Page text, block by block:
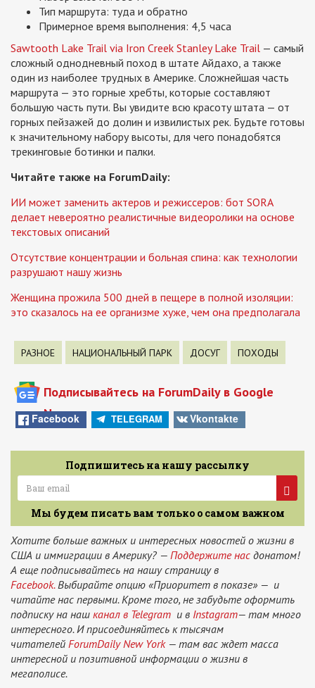
Тип маршрута: туда и обратно
Примерное время выполнения: 4,5 часа
Sawtooth Lake Trail via Iron Creek Stanley Lake Trail — самый
сложный однодневный поход в штате Айдахо, а также
один из наиболее трудных в Америке. Сложнейшая часть
маршрута — это горные хребты, которые составляют
большую часть пути. Вы увидите всю красоту штата — от
горных пейзажей до долин и извилистых рек. Будьте готовы
к значительному набору высоты, для чего понадобятся
трекинговые ботинки и палки.
Читайте также на ForumDaily:
ИИ может заменить актеров и режиссеров: бот SORA
делает невероятно реалистичные видеоролики на основе
текстовых описаний
Отсутствие концентрации и больная спина: как технологии
разрушают нашу жизнь
Женщина прожила 500 дней в пещере в полной изоляции:
это сказалось на ее организме хуже, чем она предполагала
РАЗНОЕ НАЦИОНАЛЬНЫЙ ПАРК ДОСУГ ПОХОДЫ
Подписывайтесь на ForumDaily в Google
News
Facebook TELEGRAM Vkontakte
Подпишитесь на нашу рассылку
Мы будем писать вам только о самом важном
Хотите больше важных и интересных новостей о жизни в
США и иммиграции в Америку? — Поддержите нас донатом!
А еще подписывайтесь на нашу страницу в
Facebook.Выбирайте опцию «Приоритет в показе» — и
читайте нас первыми. Кроме того, не забудьте оформить
подписку на наш канал в Telegram и в Instagram— там много
интересного. И присоединяйтесь к тысячам
читателей ForumDaily New York— там вас ждет масса
интересной и позитивной информации о жизни в
мегаполисе.